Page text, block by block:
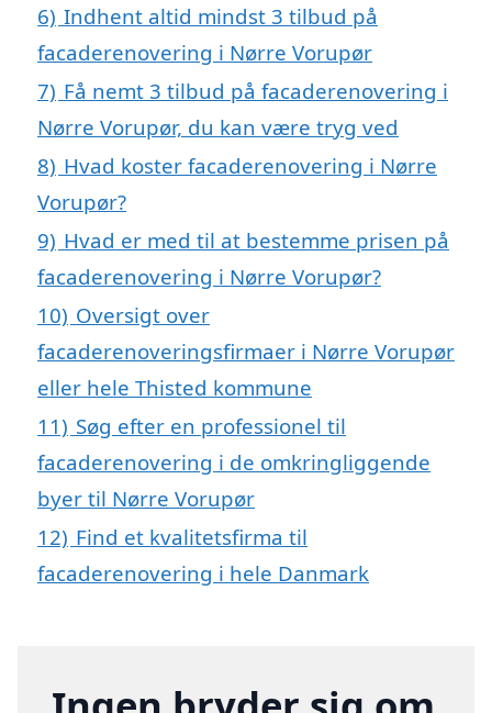
6) Indhent altid mindst 3 tilbud på
facaderenovering i Nørre Vorupør
7) Få nemt 3 tilbud på facaderenovering i
Nørre Vorupør, du kan være tryg ved
8) Hvad koster facaderenovering i Nørre
Vorupør?
9) Hvad er med til at bestemme prisen på
facaderenovering i Nørre Vorupør?
10) Oversigt over
facaderenoveringsfirmaer i Nørre Vorupør
eller hele Thisted kommune
11) Søg efter en professionel til
facaderenovering i de omkringliggende
byer til Nørre Vorupør
12) Find et kvalitetsfirma til
facaderenovering i hele Danmark